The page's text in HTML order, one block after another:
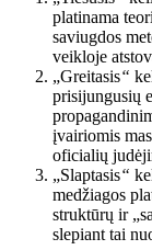
platinama
saviugdos
veikloje
„Greitasis“
prisijungusių
įvairiomis
oficialių
„Slaptasis“
medžiagos
struktūrų ir
slepiant tai